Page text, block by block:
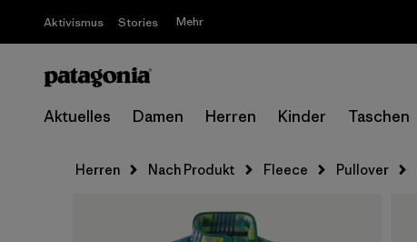
Aktivismus Stories Mehr
Aktuelles Damen Herren Kinder Taschen
Herren Nach Produkt Fleece Pullover